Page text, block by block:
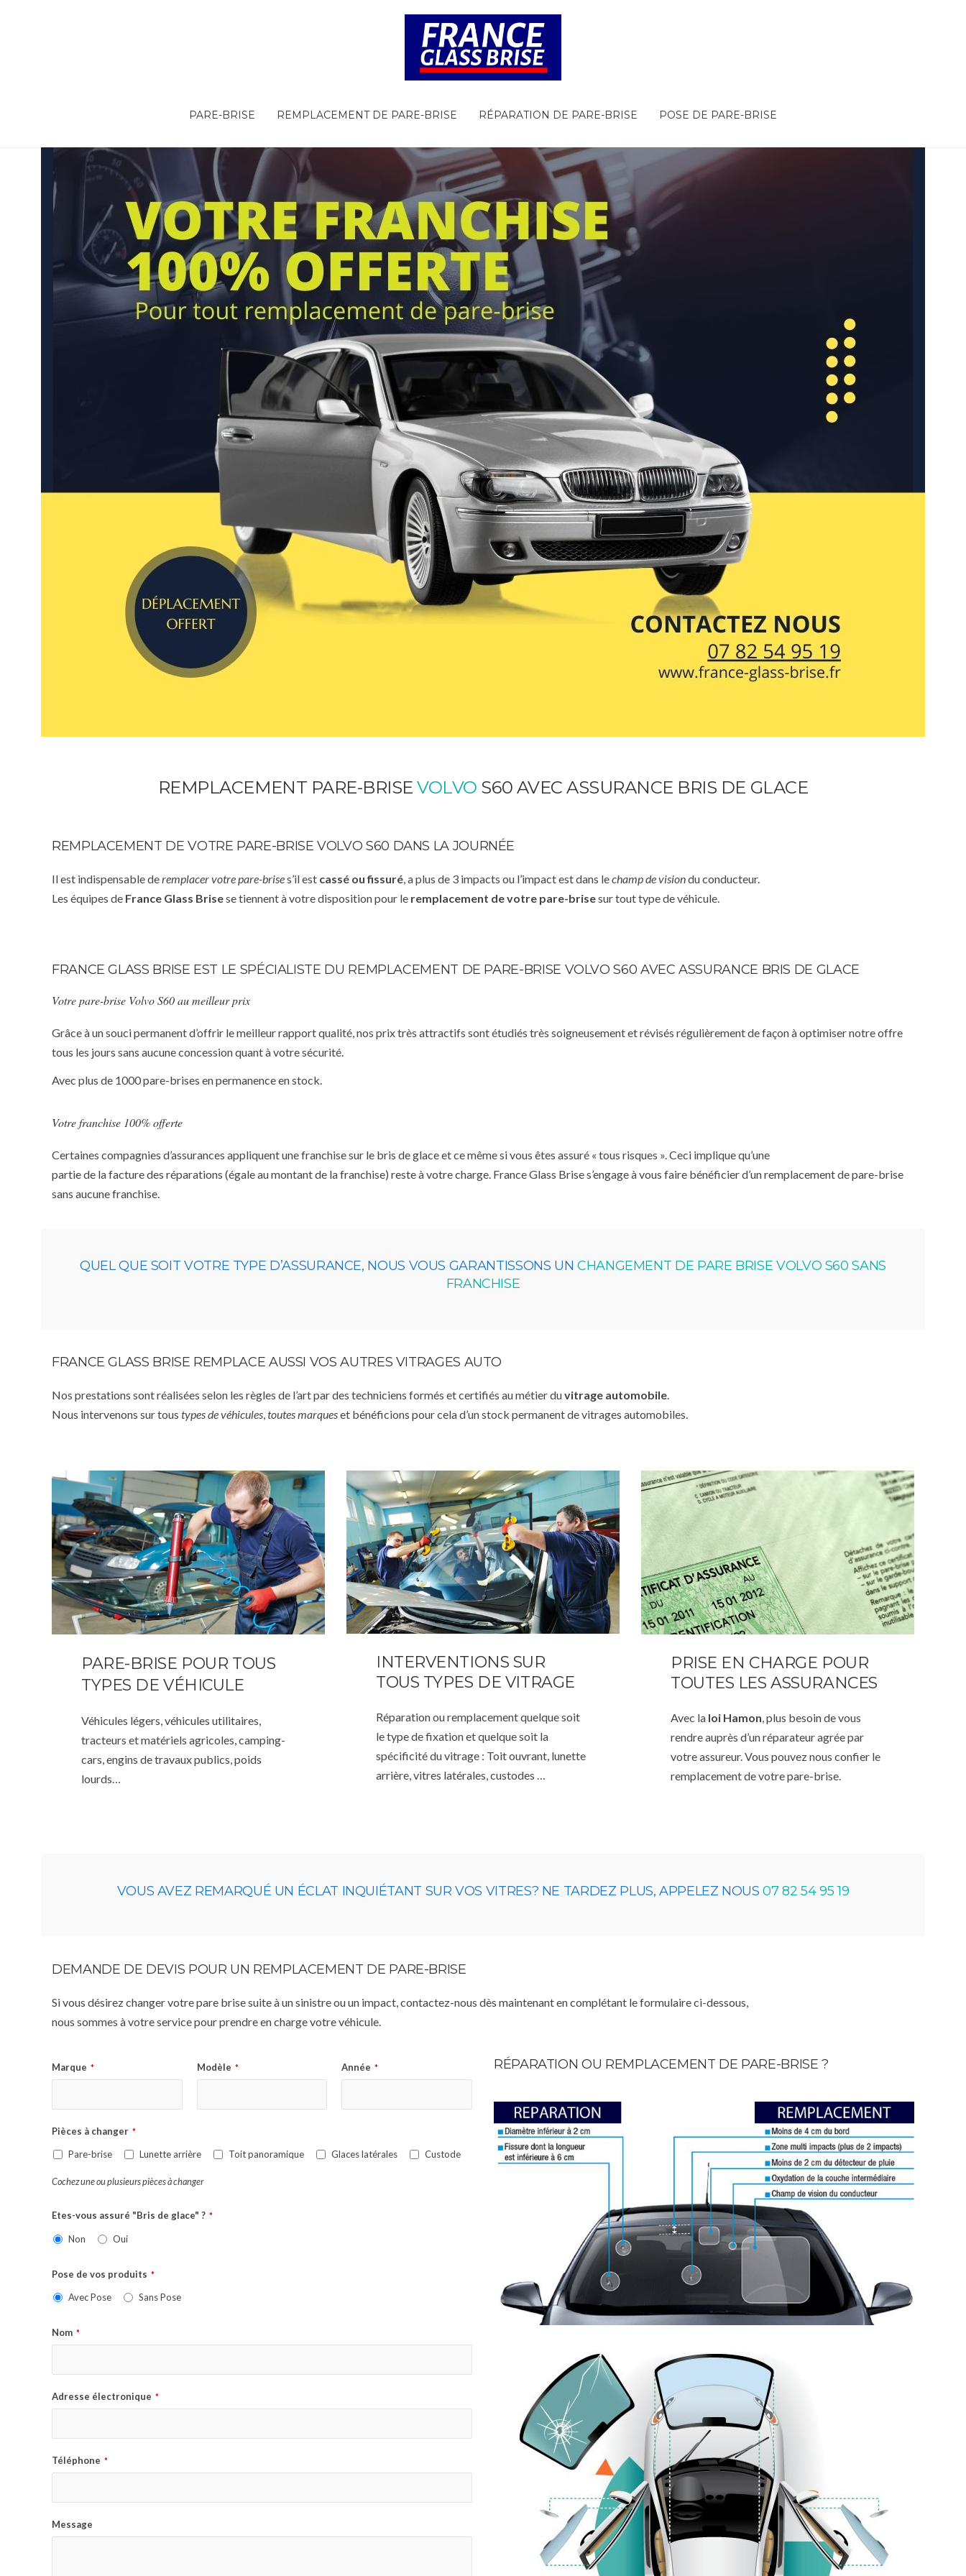
PARE-BRISE REMPLACEMENT DE PARE-BRISE RÉPARATION DE PARE-BRISE POSE DE PARE-BRISE
REMPLACEMENT PARE-BRISEVOLVO S60 AVEC ASSURANCE BRIS DE GLACE
REMPLACEMENT DE VOTRE PARE-BRISE VOLVO S60 DANS LA JOURNÉE
Il est indispensable deremplacer votre pare-brises’il est cassé ou fissuré, a plus de 3 impacts ou l’impact est dans lechamp de visiondu conducteur.
Les équipes de France Glass Brisese tiennent à votre disposition pour le remplacement de votre pare-brisesur tout type de véhicule.
FRANCE GLASS BRISE EST LE SPÉCIALISTE DU REMPLACEMENT DE PARE-BRISE VOLVO S60 AVEC ASSURANCE BRIS DE GLACE
Votre pare-brise Volvo S60 au meilleur prix
Grâce à un souci permanent d’offrir le meilleur rapport qualité, nos prix très attractifs sont étudiés très soigneusement et révisés régulièrement de façon à optimiser notre offre
tous les jours sans aucune concession quant à votre sécurité.
Avec plus de 1000 pare-brises en permanence en stock.
Votre franchise 100% offerte
Certaines compagnies d’assurances appliquent une franchise sur le bris de glace et ce même si vous êtes assuré « tous risques ». Ceci implique qu’une
partie de la facture des réparations (égale au montant de la franchise) reste à votre charge. France Glass Brise s’engage à vous faire bénéficier d’un remplacement de pare-brise
sans aucune franchise.
QUEL QUE SOIT VOTRE TYPE D’ASSURANCE, NOUS VOUS GARANTISSONS UN CHANGEMENT DE PARE BRISE VOLVO S60 SANS
FRANCHISE
FRANCE GLASS BRISE REMPLACE AUSSI VOS AUTRES VITRAGES AUTO
Nos prestations sont réalisées selon les règles de l’art par des techniciens formés et certifiés au métier duvitrage automobile.
Nous intervenons sur tous types de véhicules,toutes marqueset bénéficions pour cela d’un stock permanent de vitrages automobiles.
PARE-BRISE POUR TOUS
TYPES DE VÉHICULE
Véhicules légers, véhicules utilitaires,
tracteurs et matériels agricoles, camping-
cars, engins de travaux publics, poids
lourds…
INTERVENTIONS SUR
TOUS TYPES DE VITRAGE
Réparation ou remplacement quelque soit
le type de fixation et quelque soit la
spécificité du vitrage : Toit ouvrant, lunette
arrière, vitres latérales, custodes …
PRISE EN CHARGE POUR
TOUTES LES ASSURANCES
Avec la loi Hamon, plus besoin de vous
rendre auprès d’un réparateur agrée par
votre assureur. Vous pouvez nous confier le
remplacement de votre pare-brise.
VOUS AVEZ REMARQUÉ UN ÉCLAT INQUIÉTANT SUR VOS VITRES? NE TARDEZ PLUS, APPELEZ NOUS07 82 54 95 19
DEMANDE DE DEVIS POUR UN REMPLACEMENT DE PARE-BRISE
Si vous désirez changer votre pare brise suite à un sinistre ou un impact, contactez-nous dès maintenant en complétant le formulaire ci-dessous,
nous sommes à votre service pour prendre en charge votre véhicule.
Marque * Modèle * Année *
Pièces à changer *
Pare-brise Lunette arrière Toit panoramique Glaces latérales Custode
Cochez une ou plusieurs pièces à changer
Etes-vous assuré "Bris de glace" ? *
Non Oui
Pose de vos produits *
Avec Pose Sans Pose
Nom *
Adresse électronique *
Téléphone *
Message
RÉPARATION OU REMPLACEMENT DE PARE-BRISE ?